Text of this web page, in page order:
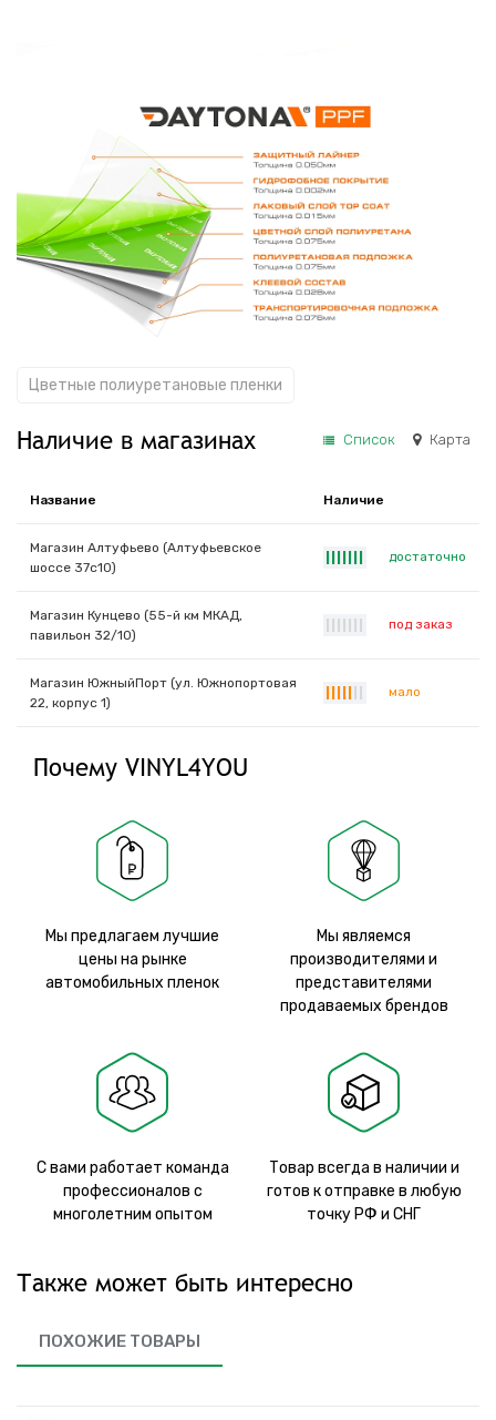
Цветные полиуретановые пленки
Наличие в магазинах Список Карта
Название Наличие
Магазин Алтуфьево (Алтуфьевское
шоссе 37с10)
достаточно
Магазин Кунцево (55-й км МКАД,
павильон 32/10)
под заказ
Магазин ЮжныйПорт (ул. Южнопортовая
22, корпус 1)
мало
Почему VINYL4YOU
Мы предлагаем лучшие
цены на рынке
автомобильных пленок
Мы являемся
производителями и
представителями
продаваемых брендов
С вами работает команда
профессионалов с
многолетним опытом
Товар всегда в наличии и
готов к отправке в любую
точку РФ и СНГ
Также может быть интересно
ПОХОЖИЕ ТОВАРЫ